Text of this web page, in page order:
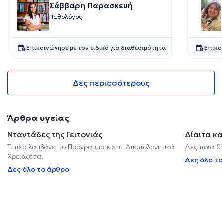
Σάββαρη Παρασκευή
Παθολόγος
Επικοινώνησε με τον ειδικό για διαθεσιμότητα
Δες περισσότερους
Άρθρα υγείας
Νταντάδες της Γειτονιάς
Τι περιλαμβάνει το Πρόγραμμα και τι Δικαιολογητικά
Χρειάζεσαι
Δες όλο το άρθρο
Δίαιτα
Δες ποια
Δες όλο